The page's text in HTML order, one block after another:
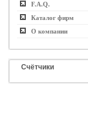
F.A.Q.
Каталог фирм
О компании
Счётчики